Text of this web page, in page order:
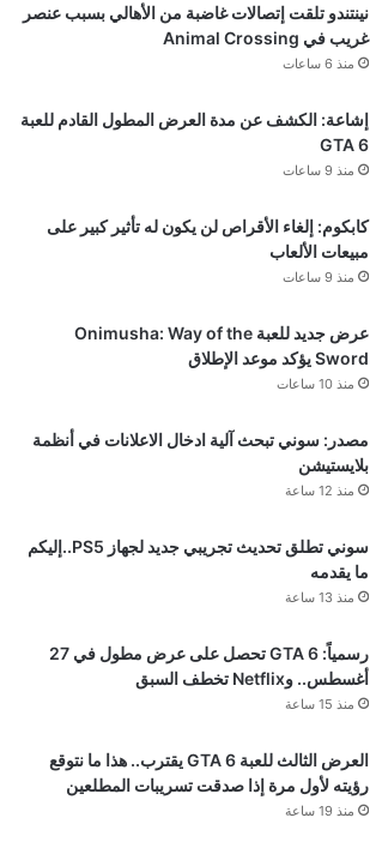
نينتندو تلقت إتصالات غاضبة من الأهالي بسبب عنصر
غريب في Animal Crossing
منذ 6 ساعات
إشاعة: الكشف عن مدة العرض المطول القادم للعبة
GTA 6
منذ 9 ساعات
كابكوم: إلغاء الأقراص لن يكون له تأثير كبير على
مبيعات الألعاب
منذ 9 ساعات
عرض جديد للعبة Onimusha: Way of the
Sword يؤكد موعد الإطلاق
منذ 10 ساعات
مصدر: سوني تبحث آلية ادخال الاعلانات في أنظمة
بلايستيشن
منذ 12 ساعة
سوني تطلق تحديث تجريبي جديد لجهاز PS5..إليكم
ما يقدمه
منذ 13 ساعة
رسمياً: GTA 6 تحصل على عرض مطول في 27
أغسطس.. وNetflix تخطف السبق
منذ 15 ساعة
العرض الثالث للعبة GTA 6 يقترب.. هذا ما نتوقع
رؤيته لأول مرة إذا صدقت تسريبات المطلعين
منذ 19 ساعة